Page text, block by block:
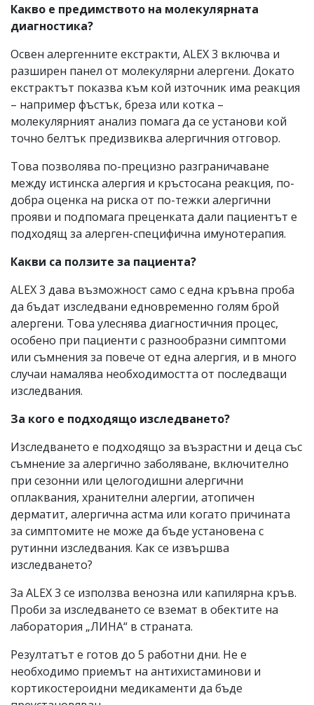
Какво е предимството на молекулярната
диагностика?
Освен алергенните екстракти, ALEX 3 включва и
разширен панел от молекулярни алергени. Докато
екстрактът показва към кой източник има реакция
– например фъстък, бреза или котка –
молекулярният анализ помага да се установи кой
точно белтък предизвиква алергичния отговор.
Това позволява по-прецизно разграничаване
между истинска алергия и кръстосана реакция, по-
добра оценка на риска от по-тежки алергични
прояви и подпомага преценката дали пациентът е
подходящ за алерген-специфична имунотерапия.
Какви са ползите за пациента?
ALEX 3 дава възможност само с една кръвна проба
да бъдат изследвани едновременно голям брой
алергени. Това улеснява диагностичния процес,
особено при пациенти с разнообразни симптоми
или съмнения за повече от една алергия, и в много
случаи намалява необходимостта от последващи
изследвания.
За кого е подходящо изследването?
Изследването е подходящо за възрастни и деца със
съмнение за алергично заболяване, включително
при сезонни или целогодишни алергични
оплаквания, хранителни алергии, атопичен
дерматит, алергична астма или когато причината
за симптомите не може да бъде установена с
рутинни изследвания. Как се извършва
изследването?
За ALEX 3 се използва венозна или капилярна кръв.
Проби за изследването се вземат в обектите на
лаборатория „ЛИНА“ в страната.
Резултатът е готов до 5 работни дни. Не е
необходимо приемът на антихистаминови и
кортикостероидни медикаменти да бъде